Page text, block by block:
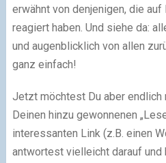
erwähnt von denjenigen, die
reagiert haben. Und siehe da:
und augenblicklich von allen
ganz einfach!
Jetzt möchtest Du aber endlich
Deinen hinzu gewonnenen
interessanten Link (z.B. einen
antwortest vielleicht darauf